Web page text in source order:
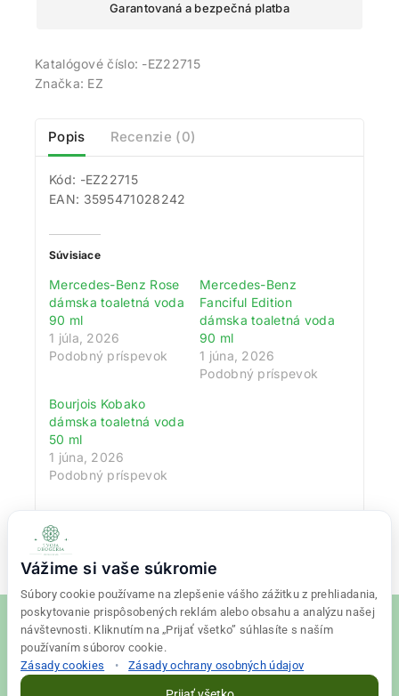
Garantovaná a bezpečná platba
Katalógové číslo: -EZ22715
Značka: EZ
Popis Recenzie (0)
Kód: -EZ22715
EAN: 3595471028242
Súvisiace
Mercedes-Benz Rose
dámska toaletná voda
90 ml
1 júla, 2026
Podobný príspevok
Mercedes-Benz
Fanciful Edition
dámska toaletná voda
90 ml
1 júna, 2026
Podobný príspevok
Bourjois Kobako
dámska toaletná voda
50 ml
1 júna, 2026
Podobný príspevok
Vážime si vaše súkromie
Súbory cookie používame na zlepšenie vášho zážitku z prehliadania,
poskytovanie prispôsobených reklám alebo obsahu a analýzu našej
návštevnosti. Kliknutím na „Prijať všetko” súhlasíte s naším
používaním súborov cookie.
Zásady cookies
• Zásady ochrany osobných údajov